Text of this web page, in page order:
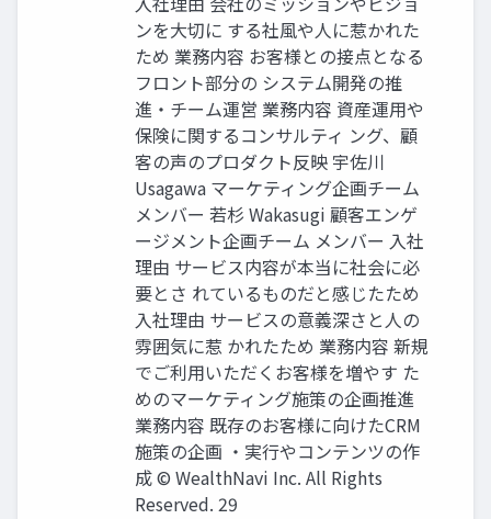
ンを⼤切に する社⾵や⼈に惹かれた
ため 業務内容 お客様との接点となる
フロント部分の システム開発の推
進‧チーム運営 業務内容 資産運⽤や
保険に関するコンサルティ ング、顧
客の声のプロダクト反映 宇佐川
Usagawa マーケティング企画チーム
メンバー 若杉 Wakasugi 顧客エンゲ
ージメント企画チーム メンバー ⼊社
理由 サービス内容が本当に社会に必
要とさ れているものだと感じたため
⼊社理由 サービスの意義深さと⼈の
雰囲気に惹 かれたため 業務内容 新規
でご利⽤いただくお客様を増やす た
めのマーケティング施策の企画推進
業務内容 既存のお客様に向けたCRM
施策の企画 ‧実⾏やコンテンツの作
成 © WealthNavi Inc. All Rights
Reserved. 29